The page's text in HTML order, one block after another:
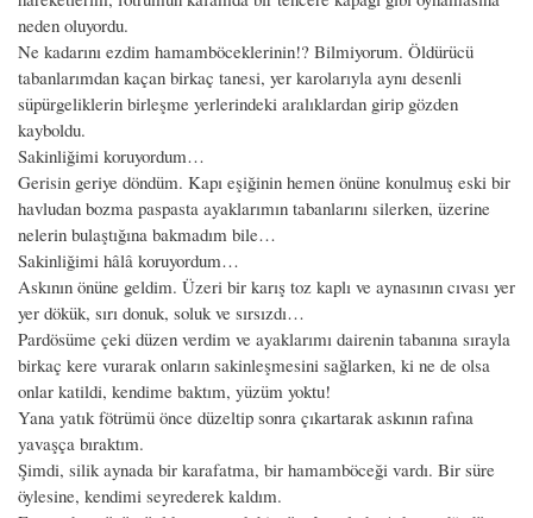
neden oluyordu.
Ne kadarını ezdim hamamböceklerinin!? Bilmiyorum. Öldürücü
tabanlarımdan kaçan birkaç tanesi, yer karolarıyla aynı desenli
süpürgeliklerin birleşme yerlerindeki aralıklardan girip gözden
kayboldu.
Sakinliğimi koruyordum…
Gerisin geriye döndüm. Kapı eşiğinin hemen önüne konulmuş eski bir
havludan bozma paspasta ayaklarımın tabanlarını silerken, üzerine
nelerin bulaştığına bakmadım bile…
Sakinliğimi hâlâ koruyordum…
Askının önüne geldim. Üzeri bir karış toz kaplı ve aynasının cıvası yer
yer dökük, sırı donuk, soluk ve sırsızdı…
Pardösüme çeki düzen verdim ve ayaklarımı dairenin tabanına sırayla
birkaç kere vurarak onların sakinleşmesini sağlarken, ki ne de olsa
onlar katildi, kendime baktım, yüzüm yoktu!
Yana yatık fötrümü önce düzeltip sonra çıkartarak askının rafına
yavaşça bıraktım.
Şimdi, silik aynada bir karafatma, bir hamamböceği vardı. Bir süre
öylesine, kendimi seyrederek kaldım.